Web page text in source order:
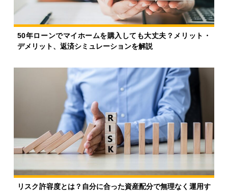
50年ローンでマイホームを購入しても大丈夫？メリット・
デメリット、返済シミュレーションを解説
リスク許容度とは？自分に合った資産配分で無理なく運用す